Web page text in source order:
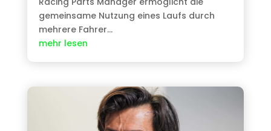
gemeinsame Nutzung eines Laufs durch
mehrere Fahrer…
mehr lesen